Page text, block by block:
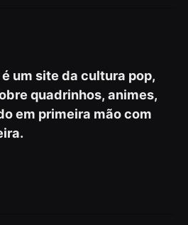
um site da cultura pop,
quadrinhos, animes,
em primeira mão com